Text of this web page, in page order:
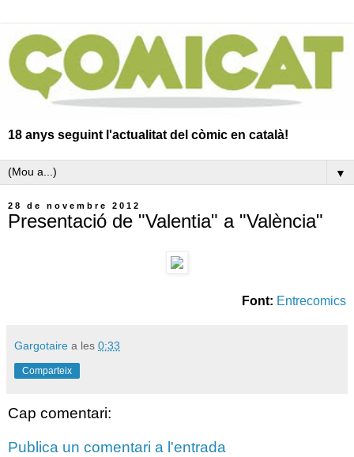
18 anys seguint l'actualitat del còmic en català!
▼
28 de novembre 2012
Presentació de "Valentia" a "València"
Font: Entrecomics
Gargotaire a les 0:33
Comparteix
Cap comentari:
Publica un comentari a l'entrada